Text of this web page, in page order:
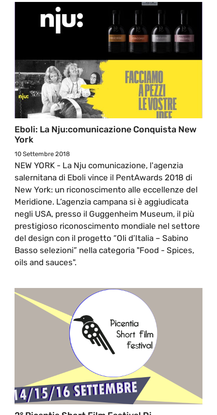
Eboli: La Nju:comunicazione Conquista New
York
10 Settembre 2018
NEW YORK - La Nju comunicazione, l'agenzia
salernitana di Eboli vince il PentAwards 2018 di
New York: un riconoscimento alle eccellenze del
Meridione. L’agenzia campana si è aggiudicata
negli USA, presso il Guggenheim Museum, il più
prestigioso riconoscimento mondiale nel settore
del design con il progetto “Oli d’Italia – Sabino
Basso selezioni” nella categoria "Food - Spices,
oils and sauces".